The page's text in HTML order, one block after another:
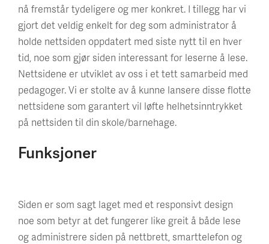
nå fremstår tydeligere og mer konkret. I tillegg har vi
gjort det veldig enkelt for deg som administrator å
holde nettsiden oppdatert med siste nytt til en hver
tid, noe som gjør siden interessant for leserne å lese.
Nettsidene er utviklet av oss i et tett samarbeid med
pedagoger. Vi er stolte av å kunne lansere disse flotte
nettsidene som garantert vil løfte helhetsinntrykket
på nettsiden til din skole/barnehage.
Funksjoner
Siden er som sagt laget med et responsivt design
noe som betyr at det fungerer like greit å både lese
og administrere siden på nettbrett, smarttelefon og